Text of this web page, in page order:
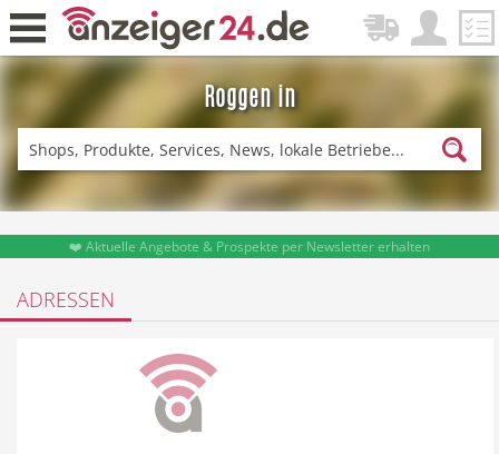
Roggen in
Zurück
Fitness & Sport Einkaufen
DE-News News
❤️ Aktuelle Angebote & Prospekte per Newsletter erhalten
ADRESSEN